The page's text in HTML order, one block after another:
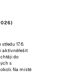
17. 6.
aktivněřešit
do
s
Na místě